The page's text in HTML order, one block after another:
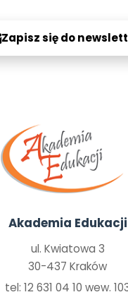
Zapisz się do
Akademia Edukacji
ul. Kwiatowa 3
30-437 Kraków
tel: 12 631 04 10 wew.